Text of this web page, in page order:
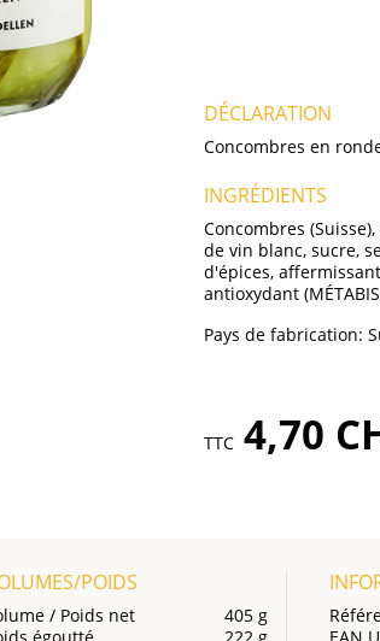
DÉCLARATION
Concombres en
INGRÉDIENTS
Concombres
de vin blanc, sucre,
d'épices,
antioxydant
Pays de fabrication:
TTC 4,70
POIDS
/ Poids net
405 g